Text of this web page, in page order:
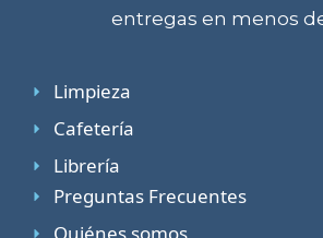
entregas en menos
Limpieza
Cafetería
Librería
Preguntas Frecuentes